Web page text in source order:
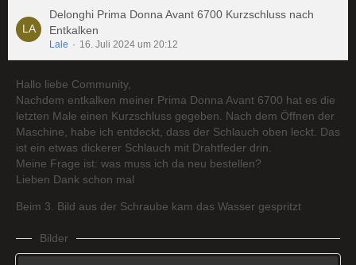
Delonghi Prima Donna Avant 6700 Kurzschluss nach
Entkalken
Lale 16. Juli 2024 um 20:12
Hallo liebe Community,
Nachdem entkalken meiner Prima Donna Avant 6700 hat es die
letzten Male einen Kurzschluss gegeben. Nach dem Öffnen der
Maschine, habe ich entdeckt, dass der Schlauch oben leckt. Das
ist ein etwas dickerer Schlauch mit Drahtfeder drin.
Meine Frage ist: was muss ich da neu bestellen?
Lieben Dank schon mal
Beim 3. Bild aus der Schraube kam das Wasser gespritzt
Bilder